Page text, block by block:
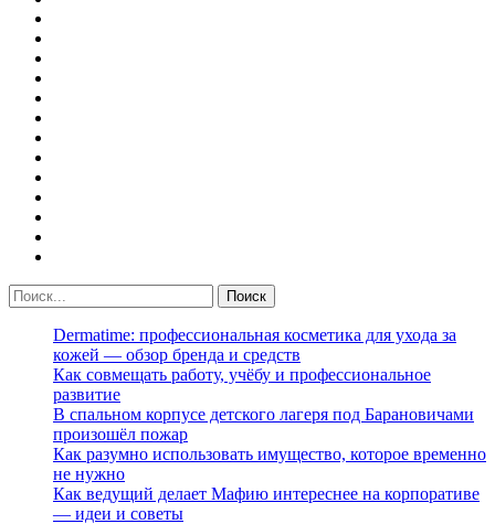
Dermatime: профессиональная косметика для ухода за
кожей — обзор бренда и средств
Как совмещать работу, учёбу и профессиональное
развитие
В спальном корпусе детского лагеря под Барановичами
произошёл пожар
Как разумно использовать имущество, которое временно
не нужно
Как ведущий делает Мафию интереснее на корпоративе
— идеи и советы